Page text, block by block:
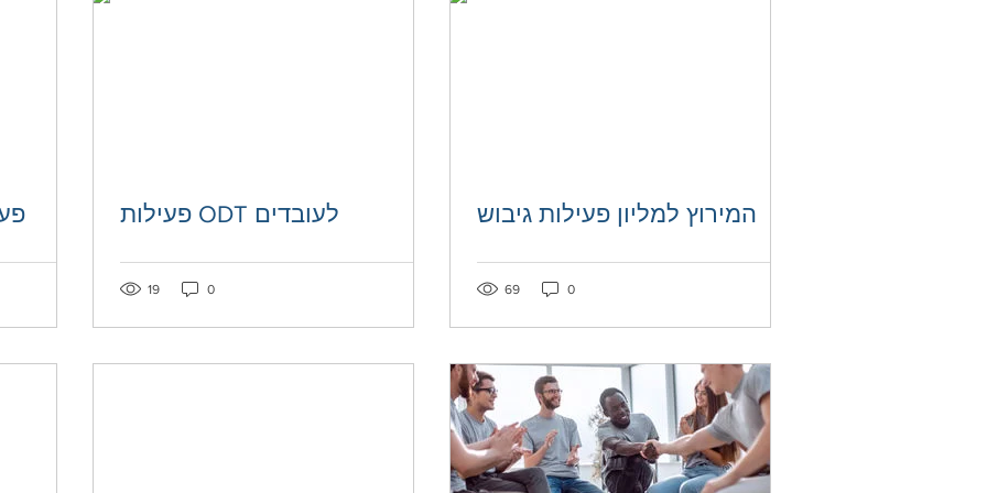
Post not marked as liked
פעילות ODT לעובדים
19 0 Post not marked as liked
המירוץ למליון פעילות גיבוש
69 0